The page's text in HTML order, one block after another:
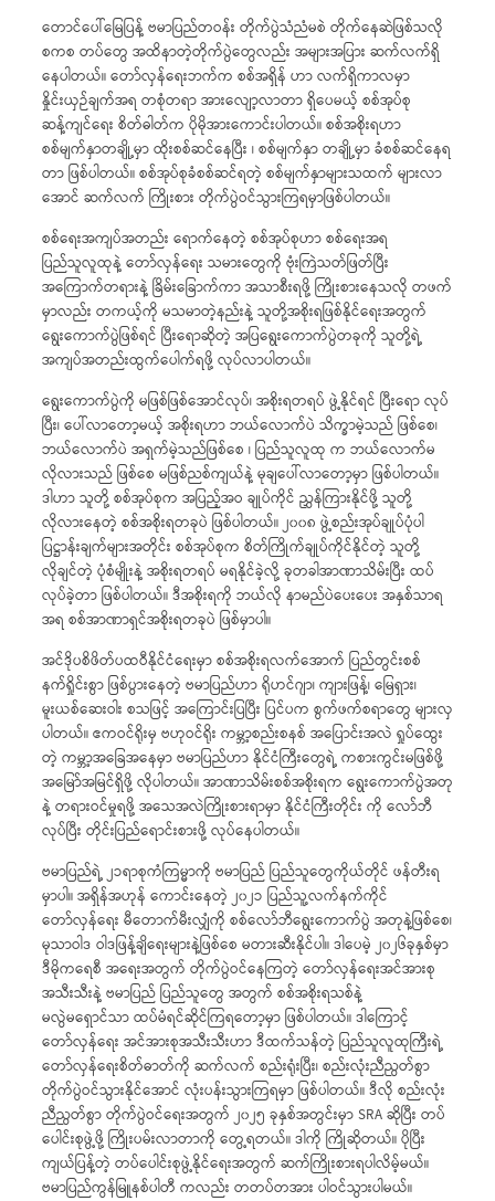
တောင်ပေါ်မြေပြန့် ဗမာပြည်တဝန်း တိုက်ပွဲသံညံမစဲ တိုက်နေဆဲဖြစ်သလို
စကစ တပ်တွေ အထိနာတဲ့တိုက်ပွဲတွေလည်း အများအပြား ဆက်လက်ရှိ
နေပါတယ်။ တော်လှန်ရေးဘက်က စစ်အရှိန် ဟာ လက်ရှိကာလမှာ
နှိုင်းယှဉ်ချက်အရ တစုံတရာ အားလျော့လာတာ ရှိပေမယ့် စစ်အုပ်စု
ဆန့်ကျင်ရေး စိတ်ဓါတ်က ပိုမိုအားကောင်းပါတယ်။ စစ်အစိုးရဟာ
စစ်မျက်နှာတချို့မှာ ထိုးစစ်ဆင်နေပြီး ၊ စစ်မျက်နှာ တချို့မှာ ခံစစ်ဆင်နေရ
တာ ဖြစ်ပါတယ်။ စစ်အုပ်စုခံစစ်ဆင်ရတဲ့ စစ်မျက်နှာများသထက် များလာ
အောင် ဆက်လက် ကြိုးစား တိုက်ပွဲဝင်သွားကြရမှာဖြစ်ပါတယ်။
စစ်ရေးအကျပ်အတည်း ရောက်နေတဲ့ စစ်အုပ်စုဟာ စစ်ရေးအရ
ပြည်သူလူထုနဲ့ တော်လှန်ရေး သမားတွေကို ဗုံးကြဲသတ်ဖြတ်ပြီး
အကြောက်တရားနဲ့ ခြိမ်းခြောက်ကာ အသာစီးရဖို့ ကြိုးစားနေသလို တဖက်
မှာလည်း တကယ့်ကို မသမာတဲ့နည်းနဲ့ သူတို့အစိုးရဖြစ်နိုင်ရေးအတွက်
ရွေးကောက်ပွဲဖြစ်ရင် ပြီးရောဆိုတဲ့ အပြရွေးကောက်ပွဲတခုကို သူတို့ရဲ့
အကျပ်အတည်းထွက်ပေါက်ရဖို့ လုပ်လာပါတယ်။
ရွေးကောက်ပွဲကို မဖြစ်ဖြစ်အောင်လုပ်၊ အစိုးရတရပ် ဖွဲ့နိုင်ရင် ပြီးရော လုပ်
ပြီး၊ ပေါ်လာတော့မယ့် အစိုးရဟာ ဘယ်လောက်ပဲ သိက္ခာမဲ့သည် ဖြစ်စေ၊
ဘယ်လောက်ပဲ အရှက်မဲ့သည်ဖြစ်စေ ၊ ပြည်သူလူထု က ဘယ်လောက်မ
လိုလားသည် ဖြစ်စေ မဖြစ်ညစ်ကျယ်နဲ့ မုချပေါ်လာတော့မှာ ဖြစ်ပါတယ်။
ဒါဟာ သူတို့ စစ်အုပ်စုက အပြည့်အဝ ချုပ်ကိုင် ညွှန်ကြားနိုင်ဖို့ သူတို့
လိုလားနေတဲ့ စစ်အစိုးရတခုပဲ ဖြစ်ပါတယ်။ ၂၀၀၈ ဖွဲ့စည်းအုပ်ချုပ်ပုံပါ
ပြဋ္ဌာန်းချက်များအတိုင်း စစ်အုပ်စုက စိတ်ကြိုက်ချုပ်ကိုင်နိုင်တဲ့ သူတို့
လိုချင်တဲ့ ပုံစံမျိုးနဲ့ အစိုးရတရပ် မရနိုင်ခဲ့လို့ ခုတခါအာဏာသိမ်းပြီး ထပ်
လုပ်ခဲ့တာ ဖြစ်ပါတယ်။ ဒီအစိုးရကို ဘယ်လို နာမည်ပဲပေးပေး အနှစ်သာရ
အရ စစ်အာဏာရှင်အစိုးရတခုပဲ ဖြစ်မှာပါ။
အင်ဒိုပစိဖိတ်ပထဝီနိုင်ငံရေးမှာ စစ်အစိုးရလက်အောက် ပြည်တွင်းစစ်
နက်ရှိုင်းစွာ ဖြစ်ပွားနေတဲ့ ဗမာပြည်ဟာ ရိုဟင်ဂျာ၊ ကျားဖြန့်၊ မြေရှား၊
မူးယစ်ဆေးဝါး စသဖြင့် အကြောင်းပြပြီး ပြင်ပက စွက်ဖက်စရာတွေ များလှ
ပါတယ်။ ဧကဝင်ရိုးမှ ဗဟုဝင်ရိုး ကမ္ဘာ့စည်းစနစ် အပြောင်းအလဲ ရှုပ်ထွေး
တဲ့ ကမ္ဘာ့အခြေအနေမှာ ဗမာပြည်ဟာ နိုင်ငံကြီးတွေရဲ့ ကစားကွင်းမဖြစ်ဖို့
အမြော်အမြင်ရှိဖို့ လိုပါတယ်။ အာဏာသိမ်းစစ်အစိုးရက ရွေးကောက်ပွဲအတု
နဲ့ တရားဝင်မှုရဖို့ အသေအလဲကြိုးစားရာမှာ နိုင်ငံကြီးတိုင်း ကို လော်ဘီ
လုပ်ပြီး တိုင်းပြည်ရောင်းစားဖို့ လုပ်နေပါတယ်။
ဗမာပြည်ရဲ့ ၂၁ရာစုကံကြမ္မာကို ဗမာပြည် ပြည်သူတွေကိုယ်တိုင် ဖန်တီးရ
မှာပါ။ အရှိန်အဟုန် ကောင်းနေတဲ့ ၂၀၂၁ ပြည်သူ့လက်နက်ကိုင်
တော်လှန်ရေး မီတောက်မီးလျှံကို စစ်လော်ဘီရွေးကောက်ပွဲ အတုနဲ့ဖြစ်စေ၊
မုသာဝါဒ ဝါဒဖြန့်ချိရေးများနဲ့ဖြစ်စေ မတားဆီးနိုင်ပါ။ ဒါပေမဲ့ ၂၀၂၆ခုနှစ်မှာ
ဒီမိုကရေစီ အရေးအတွက် တိုက်ပွဲဝင်နေကြတဲ့ တော်လှန်ရေးအင်အားစု
အသီးသီးနဲ့ ဗမာပြည် ပြည်သူတွေ အတွက် စစ်အစိုးရသစ်နဲ့
မလွဲမရှောင်သာ ထပ်မံရင်ဆိုင်ကြရတော့မှာ ဖြစ်ပါတယ်။ ဒါကြောင့်
တော်လှန်ရေး အင်အားစုအသီးသီးဟာ ဒီထက်သန်တဲ့ ပြည်သူလူထုကြီးရဲ့
တော်လှန်ရေးစိတ်ဓာတ်ကို ဆက်လက် စည်းရုံးပြီး၊ စည်းလုံးညီညွတ်စွာ
တိုက်ပွဲဝင်သွားနိုင်အောင် လုံးပန်းသွားကြရမှာ ဖြစ်ပါတယ်။ ဒီလို စည်းလုံး
ညီညွတ်စွာ တိုက်ပွဲဝင်ရေးအတွက် ၂၀၂၅ ခုနှစ်အတွင်းမှာ SRA ဆိုပြီး တပ်
ပေါင်းစုဖွဲ့ဖို့ ကြိုးပမ်းလာတာကို တွေ့ရတယ်။ ဒါကို ကြိုဆိုတယ်။ ပိုပြီး
ကျယ်ပြန့်တဲ့ တပ်ပေါင်းစုဖွဲ့နိုင်ရေးအတွက် ဆက်ကြိုးစားရပါလိမ့်မယ်။
ဗမာပြည်ကွန်မြူနစ်ပါတီ ကလည်း တတပ်တအား ပါဝင်သွားပါမယ်။